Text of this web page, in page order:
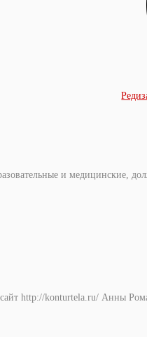
и медицинские,
http://konturtela.ru/ Анны